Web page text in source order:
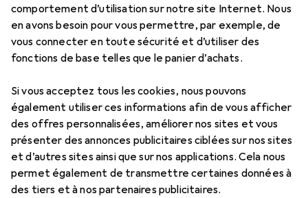
comportement d’utilisation sur notre site Internet. Nous
en avons besoin pour vous permettre, par exemple, de
vous connecter en toute sécurité et d’utiliser des
fonctions de base telles que le panier d’achats.
Si vous acceptez tous les cookies, nous pouvons
également utiliser ces informations afin de vous afficher
des offres personnalisées, améliorer nos sites et vous
présenter des annonces publicitaires ciblées sur nos sites
et d’autres sites ainsi que sur nos applications. Cela nous
permet également de transmettre certaines données à
des tiers et à nos partenaires publicitaires.
PjurINFINITY à base d'eau
50 ml
EUR
17,53
Évaluations
Plus de produits Pjur
Livré entre lun, 17/8 et mer, 19/8